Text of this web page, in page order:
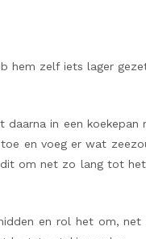
hem zelf iets lager
in een koekepan
en voeg er wat
om net zo lang tot
en rol het om, net